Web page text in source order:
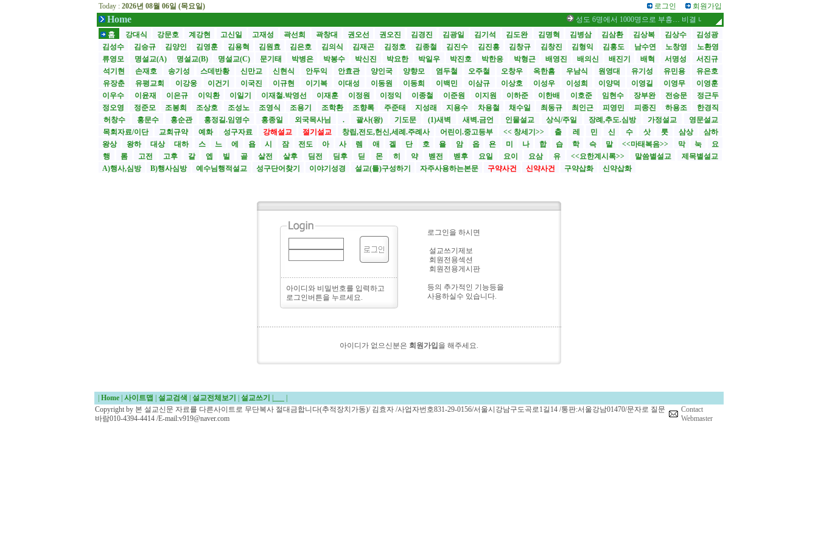
Today : 2026년 08월 06일 (목요일) 로그인 회원가입
Home
성도 6명에서 1000명으로 부흥… 비결 나눕니다 /스틸 대사, 부임 첫날 영락교
홈
강대식 강문호 계강현 고신일 고재성 곽선희 곽창대 권오선 권오진 김경진 김광일 김기석 김도완 김명혁 김병삼 김삼환 김상복 김상수
김성광
김성수
김승규 김양인 김영훈 김용혁 김원효 김은호 김의식 김재곤 김정호 김종철 김진수 김진흥 김창규 김창진 김형익 김홍도 남수연 노창영
노환영
류영모
명설교(A) 명설교(B) 명설교(C) 문기태 박병은 박봉수 박신진 박요한 박일우 박진호 박한응 박형근 배영진 배의신 배진기 배혁 서명성
서진규
석기현
손재호 송기성 스데반황 신만교 신현식 안두익 안효관 양인국 양향모 염두철 오주철 오창우 옥한흠 우남식 원영대 유기성 유민용
유은호
유장춘
유평교회 이강웅 이건기 이국진 이규현 이기복 이대성 이동원 이동희 이백민 이삼규 이상호 이성우 이성희 이양덕 이영길 이영무
이영훈
이우수
이윤재 이은규 이익환 이일기 이재철.박영선 이재훈 이정원 이정익 이종철 이준원 이지원 이하준 이한배 이호준 임현수 장부완 전승문
정근두
정오영
정준모 조봉희 조상호 조성노 조영식 조용기 조학환 조향록 주준태 지성래 지용수 차용철 채수일 최동규 최인근 피영민 피종진 하용조
한경직
허창수
홍문수 홍순관 홍정길.임영수 홍종일 외국목사님 . 괄사(왕) 기도문 (1)새벽 새벽.금언 인물설교 상식/주일 장례,추도.심방 가정설교
영문설교
목회자료/이단
교회규약 예화 성구자료 강해설교 절기설교 창립,전도,헌신,세례.주례사 어린이.중고등부 << 창세기>> 출 레 민 신 수 삿 룻 삼상
삼하
왕상
왕하 대상 대하 스 느 에 욥 시 잠 전도 아 사 렘 애 겔 단 호 욜 암 옵 욘 미 나 합 습 학 슥 말 <<마태복음>> 막 눅
요
행
롬 고전 고후 갈 엡 빌 골 살전 살후 딤전 딤후 딛 몬 히 약 벧전 벧후 요일 요이 요삼 유 <<요한계시록>> 말씀별설교
제목별설교
A)행사,심방
B)행사심방 예수님행적설교 성구단어찾기 이야기성경 설교(틀)구성하기 자주사용하는본문 구약사건 신약사건 구약삽화 신약삽화
아이디와 비밀번호를 입력하고
로그인버튼을 누르세요.
로그인을 하시면
설교쓰기제보
회원전용섹션
회원전용게시판
등의 추가적인 기능등을
사용하실수 있습니다.
아이디가 없으신분은 회원가입 을 해주세요.
Home 사이트맵 설교검색 설교전체보기 설교쓰기
Copyright by 본 설교신문 자료를 다른사이트로 무단복사 절대금합니다(추적장치가동)/ 김효자 /사업자번호831-29-0156/서울시강남구도곡로1길14 /통판:서울강남01470/문자로 질문
바람010-4394-4414 /E-mail:v919@naver.com
Contact
Webmaster